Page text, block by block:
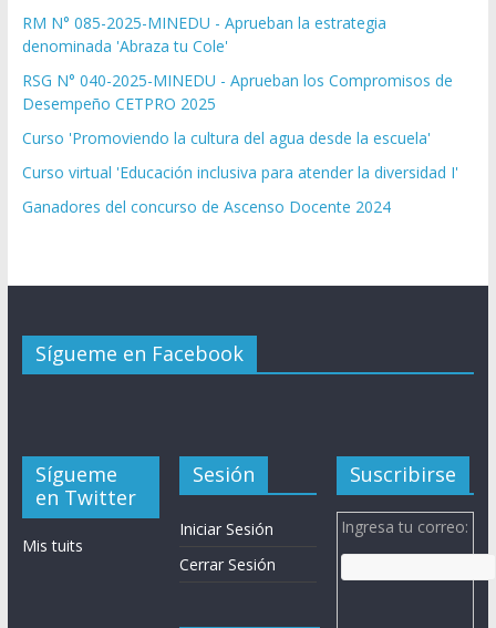
RM N° 085-2025-MINEDU - Aprueban la estrategia
denominada 'Abraza tu Cole'
RSG N° 040-2025-MINEDU - Aprueban los Compromisos de
Desempeño CETPRO 2025
Curso 'Promoviendo la cultura del agua desde la escuela'
Curso virtual 'Educación inclusiva para atender la diversidad I'
Ganadores del concurso de Ascenso Docente 2024
Sígueme en Facebook
Sígueme
en Twitter
Mis tuits
Sesión
Iniciar Sesión
Cerrar Sesión
Suscribirse
Ingresa tu correo: